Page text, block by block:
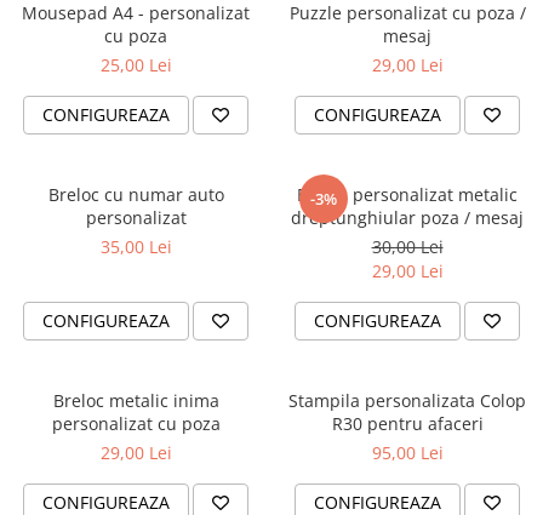
Mousepad A4 - personalizat
cu poza
25,00 Lei
CONFIGUREAZA
Puzzle personalizat cu poza /
mesaj
29,00 Lei
CONFIGUREAZA
Breloc cu numar auto
personalizat
35,00 Lei
CONFIGUREAZA
-3%
Breloc personalizat metalic
dreptunghiular poza / mesaj
30,00 Lei
29,00 Lei
CONFIGUREAZA
Breloc metalic inima
personalizat cu poza
29,00 Lei
CONFIGUREAZA
Stampila personalizata Colop
R30 pentru afaceri
95,00 Lei
CONFIGUREAZA